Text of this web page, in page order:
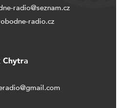
radio@seznam.cz
radio.cz
Chytra